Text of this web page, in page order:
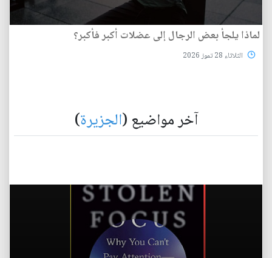
لماذا يلجأ بعض الرجال إلى عضلات أكبر فأكبر؟
الثلاثاء 28 تموز 2026
آخر مواضيع (الجزيرة)